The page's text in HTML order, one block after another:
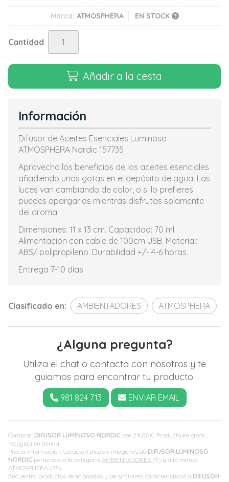
Marca: ATMOSPHERA EN STOCK
Cantidad
Añadir a la cesta
Comprar DIFUSOR LUMINOSO NORDIC por 29,00€ . Producto en stock,
recogida en tienda.
Precio, información, características e imágenes de DIFUSOR LUMINOSO
NORDIC pertenece a la categoría AMBIENTADORES (5) y a la marca
ATMOSPHERA (78).
Encuentra productos relacionados y de similares características a DIFUSOR
Información
Difusor de Aceites Esenciales Luminoso
ATMOSPHERA Nordic 157735
Aprovecha los beneficios de los aceites esenciales
añadiendo unas gotas en el depósito de agua. Las
luces van cambiando de color, o si lo prefieres
puedes apargarlas mientras disfrutas solamente
del aroma.
Dimensiones: 11 x 13 cm. Capacidad: 70 ml.
Alimentación con cable de 100cm USB. Material:
ABS/ polipropileno. Durabilidad +/- 4-6 horas.
Entrega 7-10 días
Clasificado en: AMBIENTADORES ATMOSPHERA
¿Alguna pregunta?
Utiliza el chat o contacta con nosotros y te
guiamos para encontrar tu producto.
981 824 713 ENVIAR EMAIL